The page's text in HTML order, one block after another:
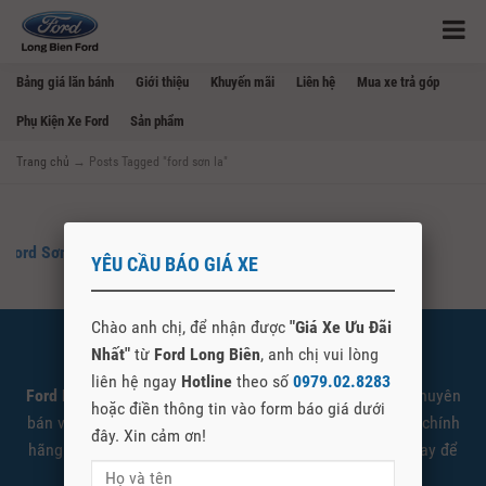
Bảng giá lăn bánh Giới thiệu Khuyến mãi Liên hệ Mua xe trả góp
Phụ Kiện Xe Ford Sản phẩm
Trang chủ → Posts Tagged "ford sơn la"
Ford Sơn La – Mua Bán Xe Ford Tại Sơn La
SHOWROOM FORD LONG BIÊN
Ford Long Biên là đại lý cấp 1 ủy quyền Ford Việt Nam chuyên
bán và giới thiệu các sản phẩm xe Ford được nhập khẩu chính
hãng. Quý khách có nhu cầu tìm hiểu vui lòng liên hệ ngay để
được tư vấn và báo giá tốt nhất.
YÊU CẦU BÁO GIÁ XE
Chào anh chị, để nhận được "Giá Xe Ưu Đãi
Nhất" từ Ford Long Biên, anh chị vui lòng
liên hệ ngay Hotline theo số 0979.02.8283
hoặc điền thông tin vào form báo giá dưới
đây. Xin cảm ơn!